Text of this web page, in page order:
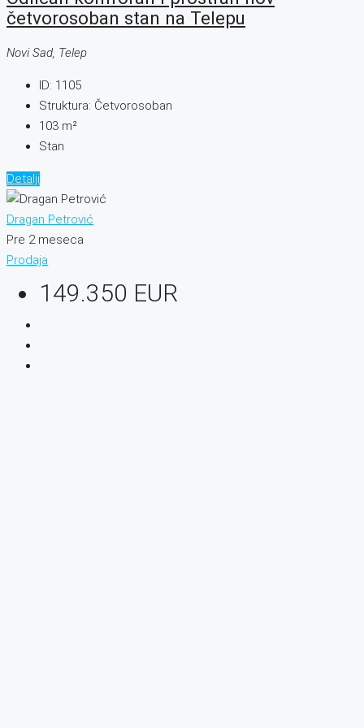
četvorosoban stan na Telepu
Novi Sad, Telep
ID: 1105
Struktura: Četvorosoban
103 m²
Stan
Detalji
Dragan Petrović
Pre 2 meseca
Prodaja
149.350 EUR